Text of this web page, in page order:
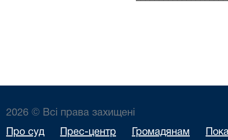
2026 © Всі права захищені
Про суд Прес-центр Громадянам